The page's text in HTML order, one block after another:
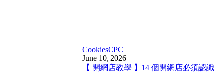
CookiesCPC
June 10, 2026
【 開網店教學 】14 個開網店必須認識